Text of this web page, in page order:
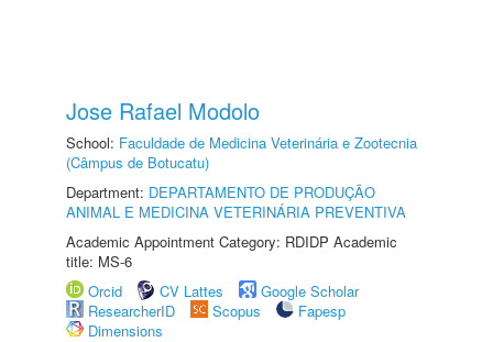
Jose Rafael Modolo
School: Faculdade de Medicina Veterinária e Zootecnia
(Câmpus de Botucatu)
Department: DEPARTAMENTO DE PRODUÇÃO
ANIMAL E MEDICINA VETERINÁRIA PREVENTIVA
Academic Appointment Category: RDIDP Academic
title: MS-6
Orcid
CV Lattes
Google Scholar
ResearcherID
Scopus
Fapesp
Dimensions